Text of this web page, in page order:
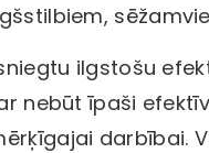
ilgstošu
nebūt īpaši
darbībai.